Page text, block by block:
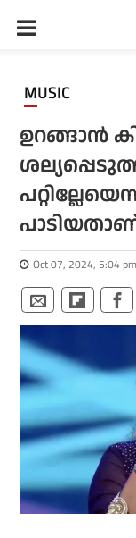
MUSIC
ഉറങ്ങാന്‍
പാടിയതാണ്
Oct 07, 2024, 5:04 pm